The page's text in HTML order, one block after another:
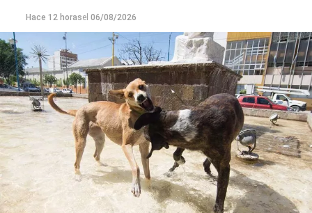
y alimentos.
En paralelo, las cuadrillas municipales realizaron la
limpieza de alcantarillas y sumideros en distintos
sectores de la ciudad, entre ellos Jujuy y Güemes;
Güemes entre Dr. Maradona y República del Líbano;
Carlos Gardel y Rochdale; Rochdale y Australia;
Rochdale y Jujuy; Yrigoyen y Mendoza; Yrigoyen y
Avenida Roca; y Chula Vista, casi San Juan.
Hace 12 horasel 06/08/2026